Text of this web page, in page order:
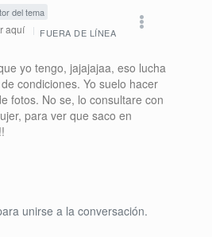
del tema
aquí FUERA DE LÍNEA
yo tengo, jajajajaa, eso lucha
condiciones. Yo suelo hacer
fotos. No se, lo consultare con
para ver que saco en
unirse a la conversación.